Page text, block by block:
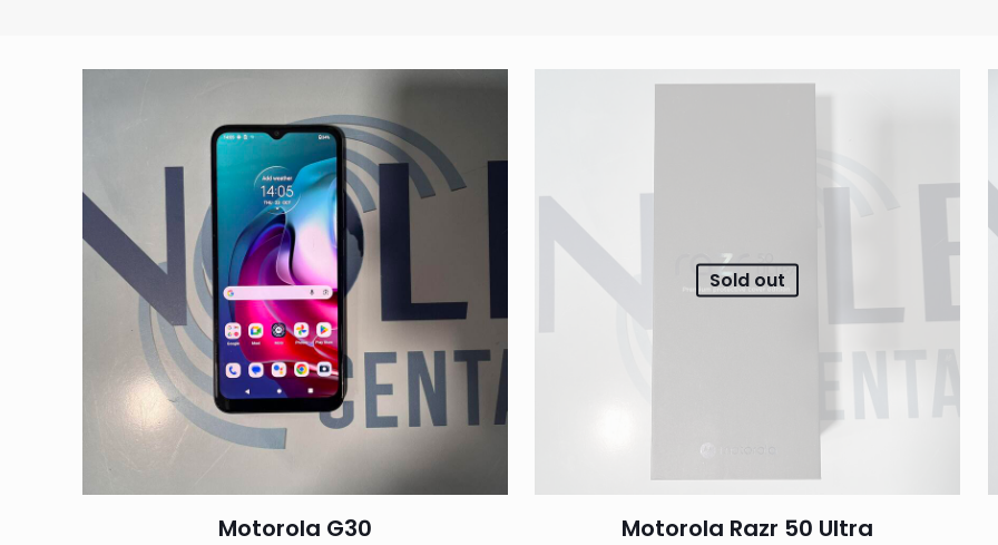
Motorola G30
Sold out
Motorola Razr 50 Ultra